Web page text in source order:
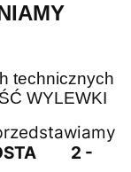
technicznych
WYLEWKI
2 -